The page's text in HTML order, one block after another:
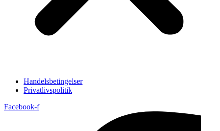
Handelsbetingelser
Privatlivspolitik
Facebook-f